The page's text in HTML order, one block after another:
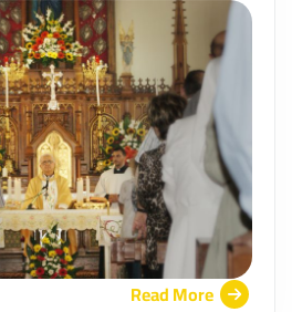
Read More